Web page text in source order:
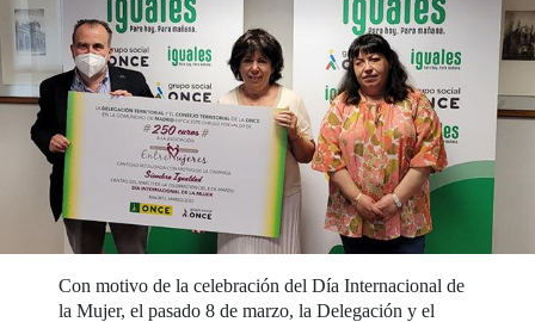
Con motivo de la celebración del Día Internacional de
la Mujer, el pasado 8 de marzo, la Delegación y el